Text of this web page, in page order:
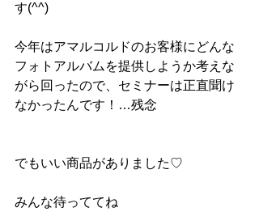
す(^^)
今年はアマルコルドのお客様にどんな
フォトアルバムを提供しようか考えな
がら回ったので、セミナーは正直聞け
なかったんです！…残念
でもいい商品がありました♡
みんな待っててね